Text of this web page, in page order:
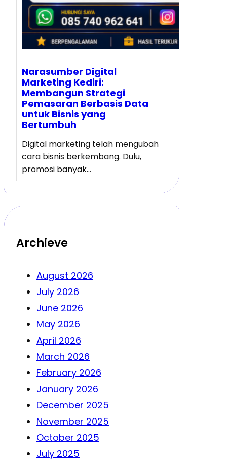
Narasumber Digital
Marketing Kediri:
Membangun Strategi
Pemasaran Berbasis Data
untuk Bisnis yang
Bertumbuh
Digital marketing telah mengubah
cara bisnis berkembang. Dulu,
promosi banyak…
Archieve
August 2026
July 2026
June 2026
May 2026
April 2026
March 2026
February 2026
January 2026
December 2025
November 2025
October 2025
July 2025